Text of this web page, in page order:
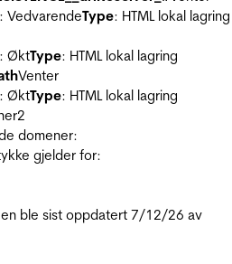
: VedvarendeType: HTML lokal lagring
: ØktType: HTML lokal lagring
Venter
: ØktType: HTML lokal lagring
2
domener:
gjelder for:
ble sist oppdatert 7/12/26 av